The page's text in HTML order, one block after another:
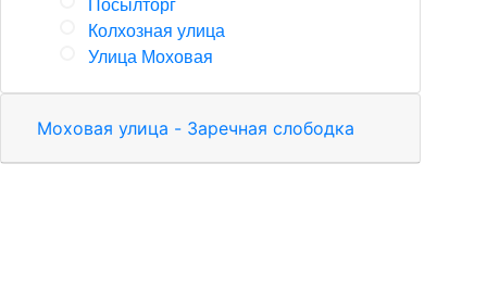
Посылторг
Колхозная улица
Улица Моховая
Моховая улица - Заречная слободка